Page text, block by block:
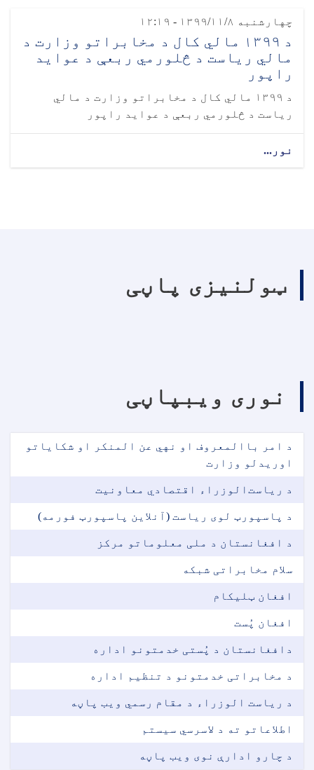
چهارشنبه ۱۳۹۹/۱۱/۸ - ۱۲:۱۹
د ۱۳۹۹ مالي کال د مخابراتو وزارت د
مالي ریاست د څلورمي ربعې د عواید
راپور
د ۱۳۹۹ مالي کال د مخابراتو وزارت د مالي
ریاست د څلورمي ربعې د عواید راپور
نور...
ټولنیزی پاڼی
نوری ویبپاڼی
د امر باالمعروف او نهي عن المنکر او شکایاتو
اوریدلو وزارت
د ریاست‌الوزراء اقتصادي معاونیت
د پاسپورټ لوی ریاست (آنلاین پاسپورټ فورمه)
د افغانستان د ملی معلوماتو مرکز
سلام مخابراتی شبکه
افغان ټلیکام
افغان پُست
دافغانستان د پُستی خدمتونو اداره
د مخابراتی خدمتونو د تنظیم اداره
د ریاست الوزراء د مقام رسمي ویب پاڼه
اطلاعاتو ته د لاسرسي سیستم
د چارو ادارې نوی ویب پاڼه